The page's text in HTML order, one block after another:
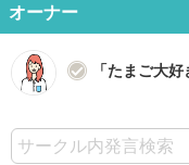
オーナー
「たまご大